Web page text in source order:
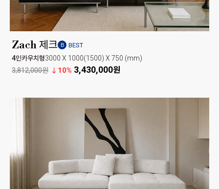
Zach 제크 B BEST
4인카우치형3000 X 1000(1500) X 750 (mm)
3,812,000원 10% 3,430,000원